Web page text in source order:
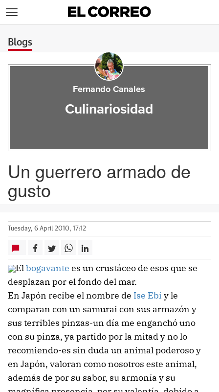
Blogs
Fernando Canales
Culinariosidad
Un guerrero armado de
gusto
Tuesday, 6 April 2010, 17:12
Elbogavante es un crustáceo de esos que se
desplazan por el fondo del mar.
En Japón recibe el nombre de Ise Ebi y le
comparan con un samurai con sus armazón y
sus terribles pinzas-un día me enganchó uno
con su pinza, ya partido por la mitad y no lo
recomiendo-es sin duda un animal poderoso y
en Japón, valoran como nosotros este animal,
además de por su sabor, su armonía y su